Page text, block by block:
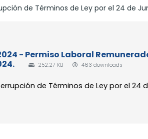
de Términos de Ley por el 24 de
- Permiso Laboral
252.27 KB 463 downloads
de Términos de Ley por el 24